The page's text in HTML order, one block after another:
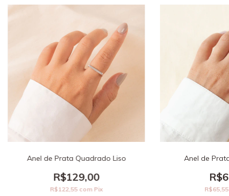
Anel de Prata Quadrado Liso
R$129,00
R$122,55 com Pix
Anel de